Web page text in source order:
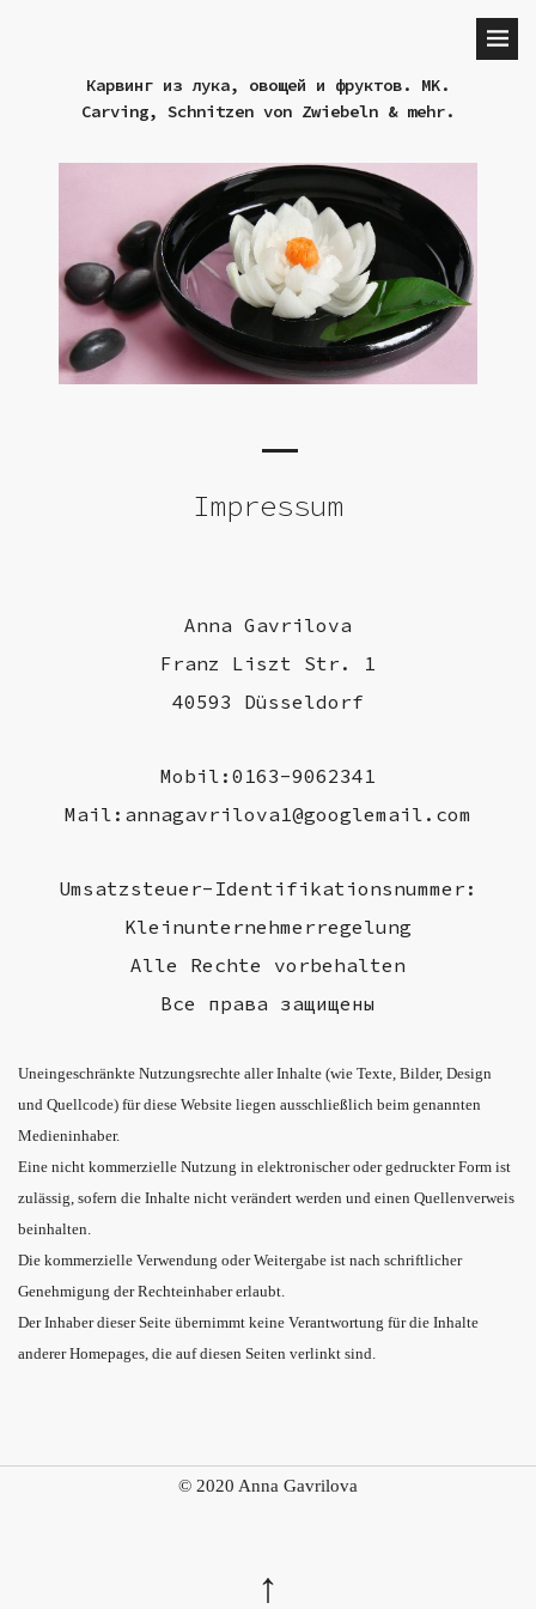
Карвинг из лука, овощей и фруктов. MK.
Carving, Schnitzen von Zwiebeln & mehr.
Impressum
Anna Gavrilova
Franz Liszt Str. 1
40593 Düsseldorf
Mobil:0163-9062341
Mail:annagavrilova1@googlemail.com
Umsatzsteuer-Identifikationsnummer:
Kleinunternehmerregelung
Alle Rechte vorbehalten
Все права защищены
Uneingeschränkte Nutzungsrechte aller Inhalte (wie Texte, Bilder, Design
und Quellcode) für diese Website liegen ausschließlich beim genannten
Medieninhaber.
Eine nicht kommerzielle Nutzung in elektronischer oder gedruckter Form ist
zulässig, sofern die Inhalte nicht verändert werden und einen Quellenverweis
beinhalten.
Die kommerzielle Verwendung oder Weitergabe ist nach schriftlicher
Genehmigung der Rechteinhaber erlaubt.
Der Inhaber dieser Seite übernimmt keine Verantwortung für die Inhalte
anderer Homepages, die auf diesen Seiten verlinkt sind.
© 2020 Anna Gavrilova